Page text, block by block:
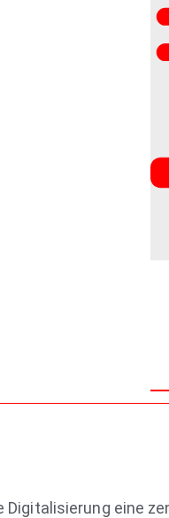
eine